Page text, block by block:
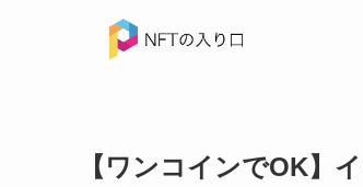
【ワンコインでOK】